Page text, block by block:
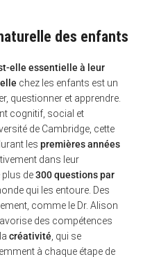
des enfants
elle essentielle à leur
chez les enfants est un
questionner et apprendre.
cognitif, social et
de Cambridge, cette
les premières années
dans leur
de300 questions par
qui les entoure. Des
comme le Dr. Alison
des compétences
créativité , qui se
à chaque étape de